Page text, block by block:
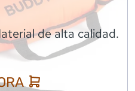
de alta calidad.